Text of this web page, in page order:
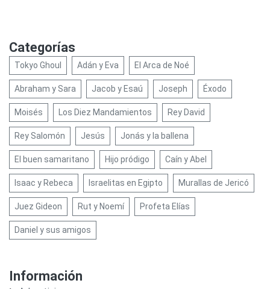
Categorías
Tokyo Ghoul Adán y Eva El Arca de Noé
Abraham y Sara Jacob y Esaú Joseph Éxodo
Moisés Los Diez Mandamientos Rey David
Rey Salomón Jesús Jonás y la ballena
El buen samaritano Hijo pródigo Caín y Abel
Isaac y Rebeca Israelitas en Egipto Murallas de Jericó
Juez Gideon Rut y Noemí Profeta Elías
Daniel y sus amigos
Información